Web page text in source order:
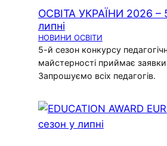
ОСВІТА УКРАЇНИ 2026 –
липні
НОВИНИ ОСВІТИ
5-й сезон конкурсу
майстерності приймає заявки
Запрошуємо всіх педагогів.